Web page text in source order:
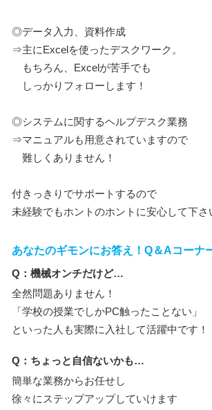
◎データ入力、資料作成
⇒主にExcelを使ったデスクワーク。
もちろん、Excelが苦手でも
しっかりフォローします！
◎システムに関するヘルプデスク業務
⇒マニュアルも用意されていますので
難しくありません！
付きっきりでサポートするので
未経験でもホントのホントに安心して下さ
あなたのギモンにお答え！Q＆Aコーナ
Q：機械オンチだけど…
全然問題ありません！
「学校の授業でしかPC触ったことない」
といった人も実際に入社して活躍中です！
Q：ちょっと自信ないかも…
簡単な業務からお任せし
徐々にステップアップしていけます